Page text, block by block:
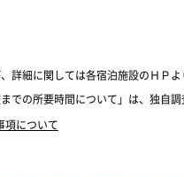
詳細に関しては各宿泊施設のＨＰよ
での所要時間について」は、独自
項について